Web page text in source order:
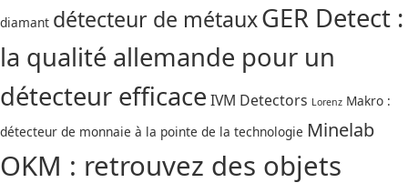
diamant détecteur de métauxGER Detect :
la qualité allemande pour un
détecteur efficace IVM Detectors Lorenz Makro :
détecteur de monnaie à la pointe de la technologie Minelab
OKM : retrouvez des objets